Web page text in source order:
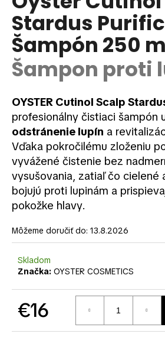
je
0,0
z
5
hviezdičiek.
Stardus
Šampón 250
Šampon proti
OYSTER Cutinol Scalp
profesionálny čistiaci šampón
odstránenie lupín a
Vďaka pokročilému zloženiu
vyvážené čistenie bez
vysušovania, zatiaľ čo cielené
bojujú proti lupinám a
pokožke hlavy.
Môžeme doručiť do: 13.8.2026
Skladom
Značka: OYSTER COSMETICS
€16
á
j
s
ť
?
HĽADAŤ
O
d
p
o
r
ú
č
a
m
e